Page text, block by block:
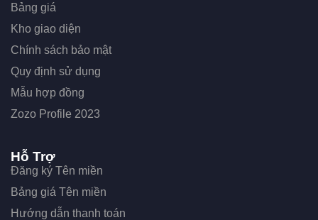
Bảng giá
Kho giao diện
Chính sách bảo mật
Quy định sử dụng
Mẫu hợp đồng
Zozo Profile 2023
Hỗ Trợ
Đăng ký Tên miền
Bảng giá Tên miền
Hướng dẫn thanh toán